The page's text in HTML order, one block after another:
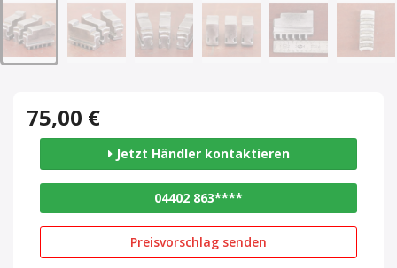
75,00 €
Jetzt Händler kontaktieren
04402 863****
Preisvorschlag senden